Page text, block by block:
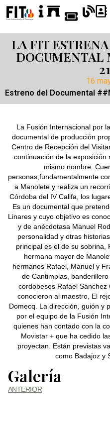
LA FIT
DOCUMENTAL
16
Estreno del Documental
La Fusión Internacional por
documental de producción
Centro de Recepción del
continuación de la
mismo nombre.
personas,fundamentalmente
a Manolete y realiza un
Córdoba del IV Califa, los
Es un documental que
Linares y cuyo objetivo es
y de anécdotasa Manuel
personalidad y otras
principal es el de su sobrina,
hermana mayor de
hermanos Rafael, Manuel y
de Cantimplas,
cordobeses Rafael Sánchez
conocieron al maestro, El
Domecq. La dirección, guión y
por el equipo de la Fusión
quienes han contado con la
Movistar + que ha cedido
proyectan. Están previstas
como Badajoz y
Galería
ANTERIOR